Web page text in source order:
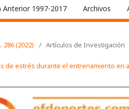
Anterior 1997-2017 Archivos
286 (2022) / Artículos de Investigación
de estrés durante el entrenamiento en